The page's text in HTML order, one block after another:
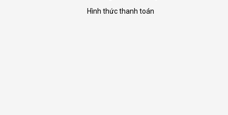
Hình thức thanh toán